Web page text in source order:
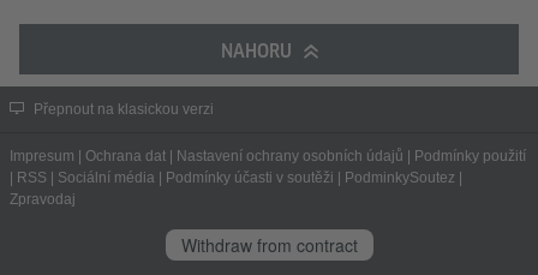
NAHORU
Přepnout na klasickou verzi
Impresum | Ochrana dat | Nastavení ochrany osobních údajů | Podmínky použití
| RSS | Sociální média | Podmínky účasti v soutěži | PodminkySoutez |
Zpravodaj
Withdraw from contract